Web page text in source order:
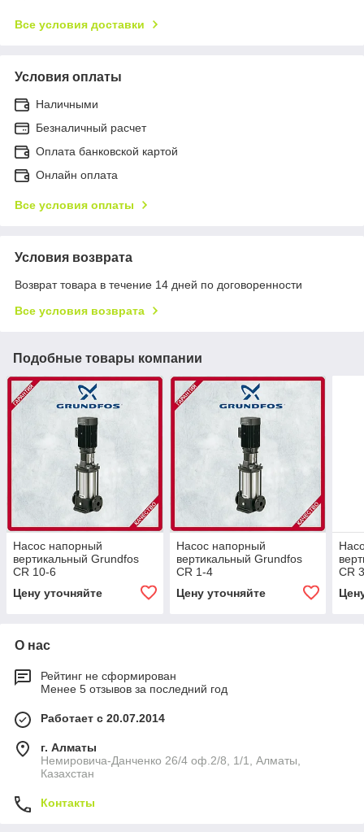
Все условия доставки
Условия оплаты
Наличными
Безналичный расчет
Оплата банковской картой
Онлайн оплата
Все условия оплаты
Условия возврата
Возврат товара в течение 14 дней по договоренности
Все условия возврата
Подобные товары компании
Насос напорный
вертикальный Grundfos
CR 10-6
Цену уточняйте
Насос напорный
вертикальный Grundfos
CR 1-4
Цену уточняйте
CR
О нас
Рейтинг не сформирован
Менее 5 отзывов за последний год
Работает с 20.07.2014
г. Алматы
Немировича-Данченко 26/4 оф.2/8, 1/1, Алматы,
Казахстан
Контакты